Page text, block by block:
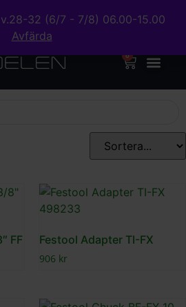
32 (6/7 - 7/8) 06.00-15.00
Avfärda
0
FF Festool Adapter TI-FX
906 kr